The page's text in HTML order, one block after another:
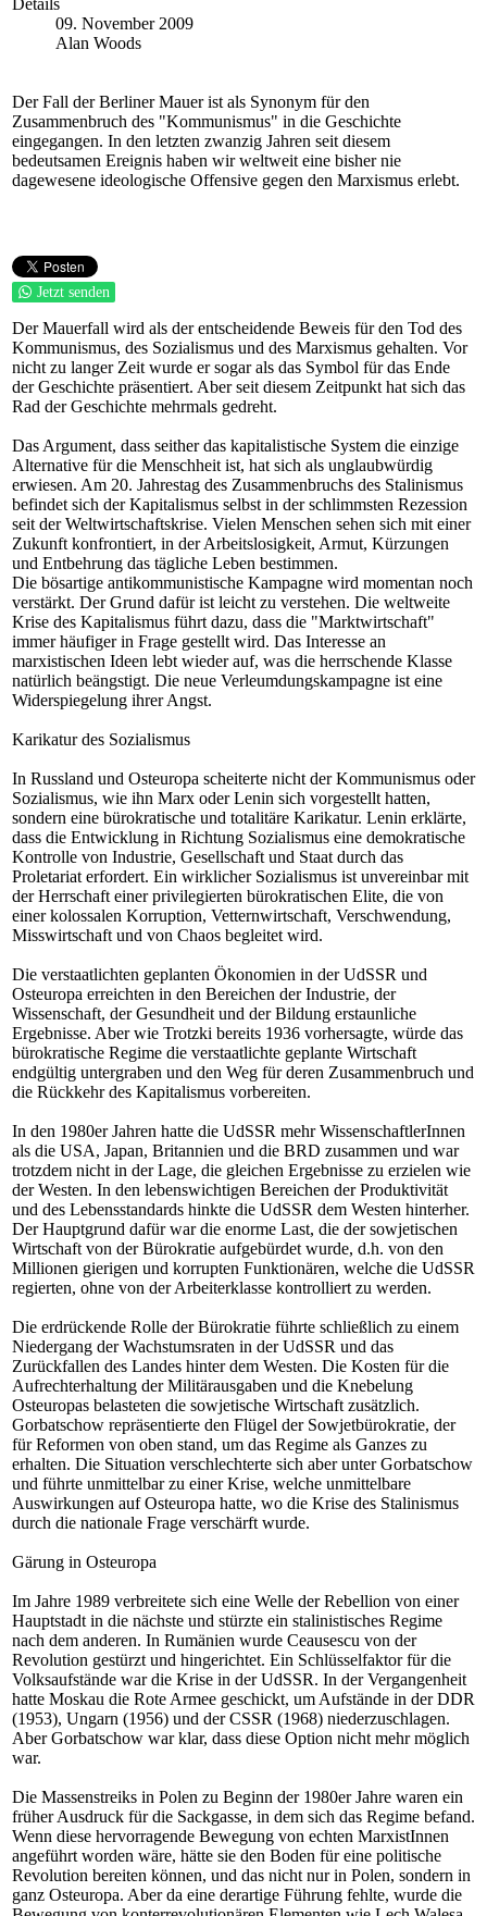
Details
09. November 2009
Alan Woods
Der Fall der Berliner Mauer ist als Synonym für den
Zusammenbruch des "Kommunismus" in die Geschichte
eingegangen. In den letzten zwanzig Jahren seit diesem
bedeutsamen Ereignis haben wir weltweit eine bisher nie
dagewesene ideologische Offensive gegen den Marxismus erlebt.
Jetzt senden
Der Mauerfall wird als der entscheidende Beweis für den Tod des
Kommunismus, des Sozialismus und des Marxismus gehalten. Vor
nicht zu langer Zeit wurde er sogar als das Symbol für das Ende
der Geschichte präsentiert. Aber seit diesem Zeitpunkt hat sich das
Rad der Geschichte mehrmals gedreht.
Das Argument, dass seither das kapitalistische System die einzige
Alternative für die Menschheit ist, hat sich als unglaubwürdig
erwiesen. Am 20. Jahrestag des Zusammenbruchs des Stalinismus
befindet sich der Kapitalismus selbst in der schlimmsten Rezession
seit der Weltwirtschaftskrise. Vielen Menschen sehen sich mit einer
Zukunft konfrontiert, in der Arbeitslosigkeit, Armut, Kürzungen
und Entbehrung das tägliche Leben bestimmen.
Die bösartige antikommunistische Kampagne wird momentan noch
verstärkt. Der Grund dafür ist leicht zu verstehen. Die weltweite
Krise des Kapitalismus führt dazu, dass die "Marktwirtschaft"
immer häufiger in Frage gestellt wird. Das Interesse an
marxistischen Ideen lebt wieder auf, was die herrschende Klasse
natürlich beängstigt. Die neue Verleumdungskampagne ist eine
Widerspiegelung ihrer Angst.
Karikatur des Sozialismus
In Russland und Osteuropa scheiterte nicht der Kommunismus oder
Sozialismus, wie ihn Marx oder Lenin sich vorgestellt hatten,
sondern eine bürokratische und totalitäre Karikatur. Lenin erklärte,
dass die Entwicklung in Richtung Sozialismus eine demokratische
Kontrolle von Industrie, Gesellschaft und Staat durch das
Proletariat erfordert. Ein wirklicher Sozialismus ist unvereinbar mit
der Herrschaft einer privilegierten bürokratischen Elite, die von
einer kolossalen Korruption, Vetternwirtschaft, Verschwendung,
Misswirtschaft und von Chaos begleitet wird.
Die verstaatlichten geplanten Ökonomien in der UdSSR und
Osteuropa erreichten in den Bereichen der Industrie, der
Wissenschaft, der Gesundheit und der Bildung erstaunliche
Ergebnisse. Aber wie Trotzki bereits 1936 vorhersagte, würde das
bürokratische Regime die verstaatlichte geplante Wirtschaft
endgültig untergraben und den Weg für deren Zusammenbruch und
die Rückkehr des Kapitalismus vorbereiten.
In den 1980er Jahren hatte die UdSSR mehr WissenschaftlerInnen
als die USA, Japan, Britannien und die BRD zusammen und war
trotzdem nicht in der Lage, die gleichen Ergebnisse zu erzielen wie
der Westen. In den lebenswichtigen Bereichen der Produktivität
und des Lebensstandards hinkte die UdSSR dem Westen hinterher.
Der Hauptgrund dafür war die enorme Last, die der sowjetischen
Wirtschaft von der Bürokratie aufgebürdet wurde, d.h. von den
Millionen gierigen und korrupten Funktionären, welche die UdSSR
regierten, ohne von der Arbeiterklasse kontrolliert zu werden.
Die erdrückende Rolle der Bürokratie führte schließlich zu einem
Niedergang der Wachstumsraten in der UdSSR und das
Zurückfallen des Landes hinter dem Westen. Die Kosten für die
Aufrechterhaltung der Militärausgaben und die Knebelung
Osteuropas belasteten die sowjetische Wirtschaft zusätzlich.
Gorbatschow repräsentierte den Flügel der Sowjetbürokratie, der
für Reformen von oben stand, um das Regime als Ganzes zu
erhalten. Die Situation verschlechterte sich aber unter Gorbatschow
und führte unmittelbar zu einer Krise, welche unmittelbare
Auswirkungen auf Osteuropa hatte, wo die Krise des Stalinismus
durch die nationale Frage verschärft wurde.
Gärung in Osteuropa
Im Jahre 1989 verbreitete sich eine Welle der Rebellion von einer
Hauptstadt in die nächste und stürzte ein stalinistisches Regime
nach dem anderen. In Rumänien wurde Ceausescu von der
Revolution gestürzt und hingerichtet. Ein Schlüsselfaktor für die
Volksaufstände war die Krise in der UdSSR. In der Vergangenheit
hatte Moskau die Rote Armee geschickt, um Aufstände in der DDR
(1953), Ungarn (1956) und der CSSR (1968) niederzuschlagen.
Aber Gorbatschow war klar, dass diese Option nicht mehr möglich
war.
Die Massenstreiks in Polen zu Beginn der 1980er Jahre waren ein
früher Ausdruck für die Sackgasse, in dem sich das Regime befand.
Wenn diese hervorragende Bewegung von echten MarxistInnen
angeführt worden wäre, hätte sie den Boden für eine politische
Revolution bereiten können, und das nicht nur in Polen, sondern in
ganz Osteuropa. Aber da eine derartige Führung fehlte, wurde die